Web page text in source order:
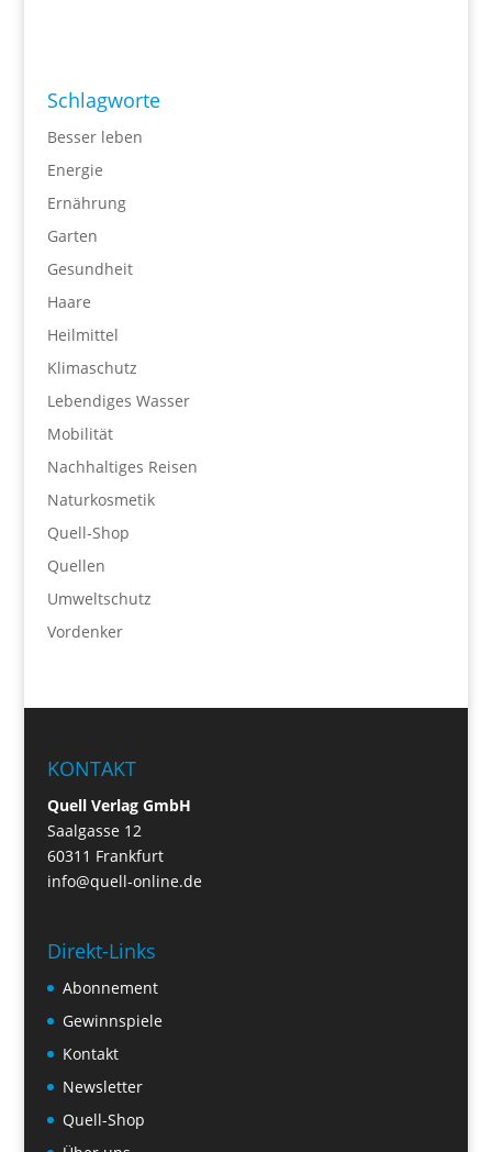
Schlagworte
Besser leben
Energie
Ernährung
Garten
Gesundheit
Haare
Heilmittel
Klimaschutz
Lebendiges Wasser
Mobilität
Nachhaltiges Reisen
Naturkosmetik
Quell-Shop
Quellen
Umweltschutz
Vordenker
KONTAKT
Quell Verlag GmbH
Saalgasse 12
60311 Frankfurt
info@quell-online.de
Direkt-Links
Abonnement
Gewinnspiele
Kontakt
Newsletter
Quell-Shop